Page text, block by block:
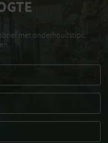
met onderhoudstips,